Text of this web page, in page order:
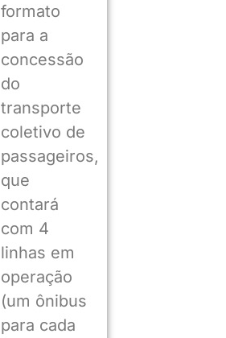
formato
para a
concessão
do
transporte
coletivo de
passageiros,
que
contará
com 4
linhas em
operação
(um ônibus
para cada